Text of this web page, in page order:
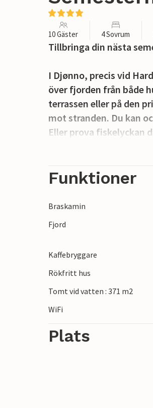
10 Gäster 4 Sovrum
Tillbringa din nästa
I Djønno, precis vid
över fjorden från både
terrassen eller på den
mot stranden. Du kan
Eller prova fiskelyckan
fisk. Du kan också ge
i Norge. Eller åk till
dagsutflykter till de
Vøringsfossen, den
Ta en familjeutflykt till
dig och dina barn.
Funktioner
Braskamin
Fjord
Kaffebryggare
Rökfritt hus
Tomt vid vatten : 371 m2
WiFi
Plats